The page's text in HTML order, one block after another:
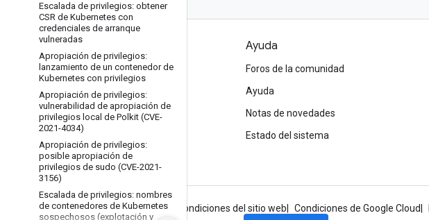
Escalada de privilegios: obtener
CSR de Kubernetes con
credenciales de arranque
vulneradas
Apropiación de privilegios:
lanzamiento de un contenedor de
Kubernetes con privilegios
Apropiación de privilegios:
vulnerabilidad de apropiación de
privilegios local de Polkit (CVE-
2021-4034)
Apropiación de privilegios:
posible apropiación de
privilegios de sudo (CVE-2021-
3156)
Escalada de privilegios: nombres
de contenedores de Kubernetes
sospechosos (explotación y
Productos y precios
Ver todos los productos
Precios de Google Cloud
Google Cloud Marketplace
Contactar con Ventas
Ayuda
Foros de la comunidad
Ayuda
Notas de novedades
Estado del sistema
Información de Google Privacidad Condiciones del sitio web Condiciones de Google Cloud